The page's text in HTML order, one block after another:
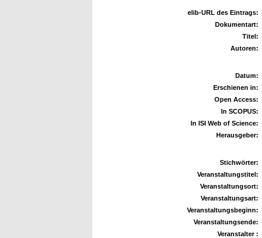
elib-URL des Eintrags:
Dokumentart:
Titel:
Autoren:
Datum:
Erschienen in:
Open Access:
In SCOPUS:
In ISI Web of Science:
Herausgeber:
Stichwörter:
Veranstaltungstitel:
Veranstaltungsort:
Veranstaltungsart:
Veranstaltungsbeginn:
Veranstaltungsende:
Veranstalter :